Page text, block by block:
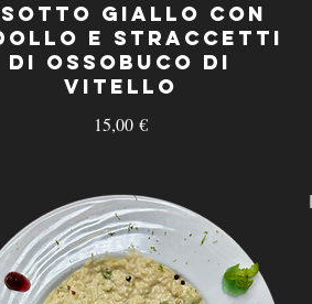
giallo con
e Straccetti
di Ossobuco di
Vitello
15,00 €